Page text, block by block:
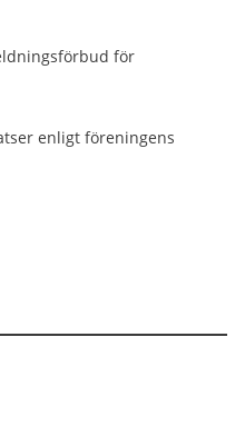
för
enligt föreningens